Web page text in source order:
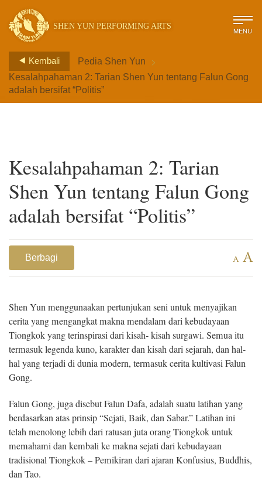
SHEN YUN PERFORMING ARTS MENU
Kembali Pedia Shen Yun >
Kesalahpahaman 2: Tarian Shen Yun tentang Falun Gong
adalah bersifat “Politis”
Kesalahpahaman 2: Tarian
Shen Yun tentang Falun Gong
adalah bersifat “Politis”
Berbagi A A
Shen Yun menggunaakan pertunjukan seni untuk menyajikan
cerita yang mengangkat makna mendalam dari kebudayaan
Tiongkok yang terinspirasi dari kisah- kisah surgawi. Semua itu
termasuk legenda kuno, karakter dan kisah dari sejarah, dan hal-
hal yang terjadi di dunia modern, termasuk cerita kultivasi Falun
Gong.
Falun Gong, juga disebut Falun Dafa, adalah suatu latihan yang
berdasarkan atas prinsip “Sejati, Baik, dan Sabar.” Latihan ini
telah menolong lebih dari ratusan juta orang Tiongkok untuk
memahami dan kembali ke makna sejati dari kebudayaan
tradisional Tiongkok – Pemikiran dari ajaran Konfusius, Buddhis,
dan Tao.